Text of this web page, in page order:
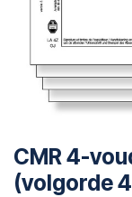
CMR 4-
(volgorde